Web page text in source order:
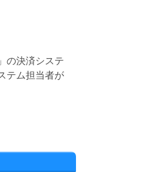
の決済システ
テム担当者が